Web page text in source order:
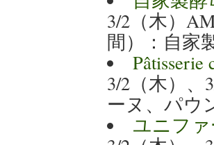
3/2（木）
間）：自家
3/2（木）
ーヌ、パウ
ユニフ